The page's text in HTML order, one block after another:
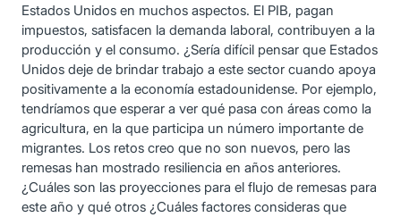
Estados Unidos en muchos aspectos. El PIB, pagan
impuestos, satisfacen la demanda laboral, contribuyen a la
producción y el consumo. ¿Sería difícil pensar que Estados
Unidos deje de brindar trabajo a este sector cuando apoya
positivamente a la economía estadounidense. Por ejemplo,
tendríamos que esperar a ver qué pasa con áreas como la
agricultura, en la que participa un número importante de
migrantes. Los retos creo que no son nuevos, pero las
remesas han mostrado resiliencia en años anteriores.
¿Cuáles son las proyecciones para el flujo de remesas para
este año y qué otros ¿Cuáles factores consideras que